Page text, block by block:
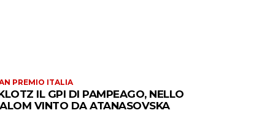
PREMIO ITALIA
IL GPI DI PAMPEAGO, NELLO
VINTO DA ATANASOVSKA